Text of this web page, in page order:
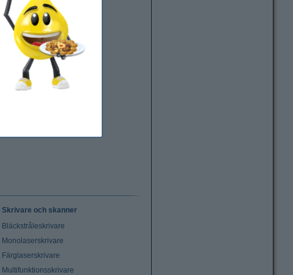
Skrivare och skanner
Bläckstråleskrivare
Monolaserskrivare
Färglaserskrivare
Multifunktionsskrivare